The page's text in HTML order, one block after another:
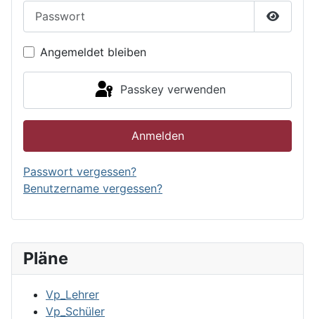
Pläne
Vp_Lehrer
Vp_Schüler
Angemeldet bleiben
Passkey verwenden
Anmelden
Passwort vergessen?
Benutzername vergessen?